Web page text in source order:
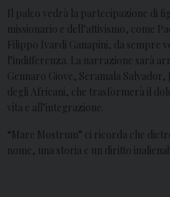
Il palco vedrà la partecipazione di
missionario e dell’attivismo, come
Filippo Ivardi Ganapini, da sempre
l’indifferenza. La narrazione sarà
Gennaro Giove, Seramala
degli Africani, che trasformerà il
vita e all’integrazione.
“Mare Mostrum” ci ricorda che
nome, una storia e un diritto